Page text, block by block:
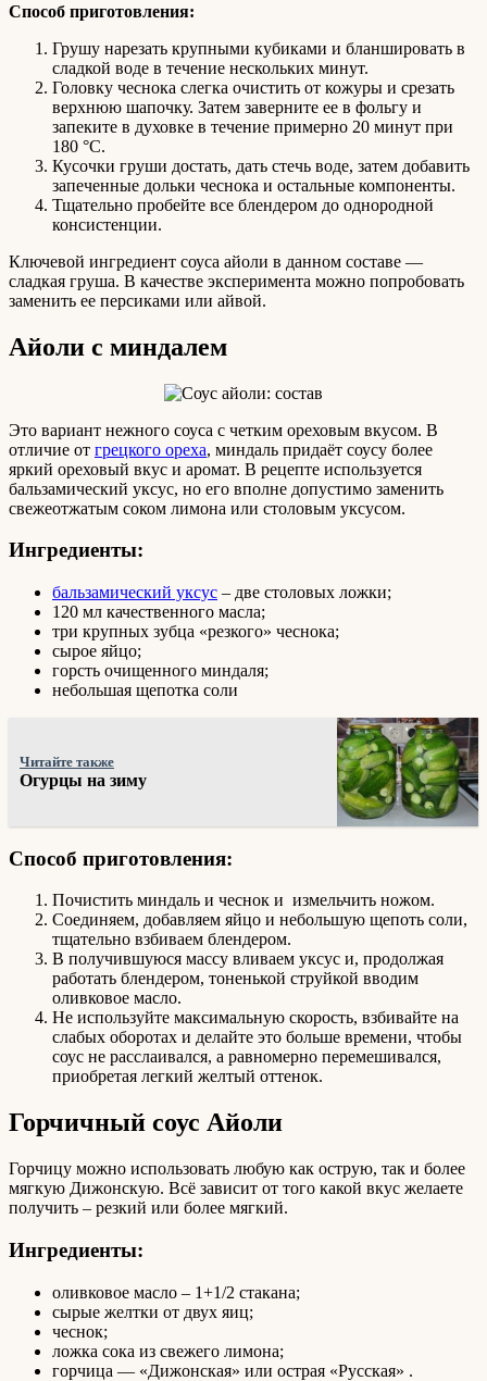
Способ приготовления:
Грушу нарезать крупными кубиками и бланшировать в
сладкой воде в течение нескольких минут.
Головку чеснока слегка очистить от кожуры и срезать
верхнюю шапочку. Затем заверните ее в фольгу и
запеките в духовке в течение примерно 20 минут при
180 °С.
Кусочки груши достать, дать стечь воде, затем добавить
запеченные дольки чеснока и остальные компоненты.
Тщательно пробейте все блендером до однородной
консистенции.
Ключевой ингредиент соуса айоли в данном составе —
сладкая груша. В качестве эксперимента можно попробовать
заменить ее персиками или айвой.
Айоли с миндалем
Это вариант нежного соуса с четким ореховым вкусом. В
отличие от грецкого ореха, миндаль придаёт соусу более
яркий ореховый вкус и аромат. В рецепте используется
бальзамический уксус, но его вполне допустимо заменить
свежеотжатым соком лимона или столовым уксусом.
Ингредиенты:
бальзамический уксус – две столовых ложки;
120 мл качественного масла;
три крупных зубца «резкого» чеснока;
сырое яйцо;
горсть очищенного миндаля;
небольшая щепотка соли
Читайте также
Огурцы на зиму
Способ приготовления:
Почистить миндаль и чеснок и измельчить ножом.
Соединяем, добавляем яйцо и небольшую щепоть соли,
тщательно взбиваем блендером.
В получившуюся массу вливаем уксус и, продолжая
работать блендером, тоненькой струйкой вводим
оливковое масло.
Не используйте максимальную скорость, взбивайте на
слабых оборотах и делайте это больше времени, чтобы
соус не расслаивался, а равномерно перемешивался,
приобретая легкий желтый оттенок.
Горчичный соус Айоли
Горчицу можно использовать любую как острую, так и более
мягкую Дижонскую. Всё зависит от того какой вкус желаете
получить – резкий или более мягкий.
Ингредиенты:
оливковое масло – 1+1/2 стакана;
сырые желтки от двух яиц;
чеснок;
ложка сока из свежего лимона;
горчица — «Дижонская» или острая «Русская» .